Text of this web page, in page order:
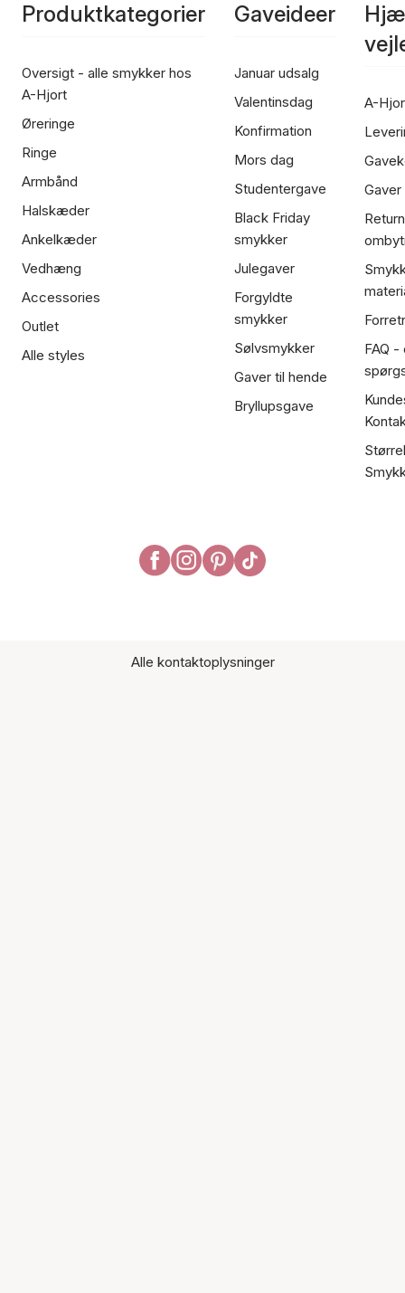
Produktkategorier
Oversigt - alle smykker hos
A-Hjort
Øreringe
Ringe
Armbånd
Halskæder
Ankelkæder
Vedhæng
Accessories
Outlet
Alle styles
Gaveideer
Januar udsalg
Valentinsdag
Konfirmation
Mors dag
Studentergave
Black Friday
smykker
Julegaver
Forgyldte
smykker
Sølvsmykker
Gaver til hende
Bryllupsgave
A-
FAQ
Alle kontaktoplysninger